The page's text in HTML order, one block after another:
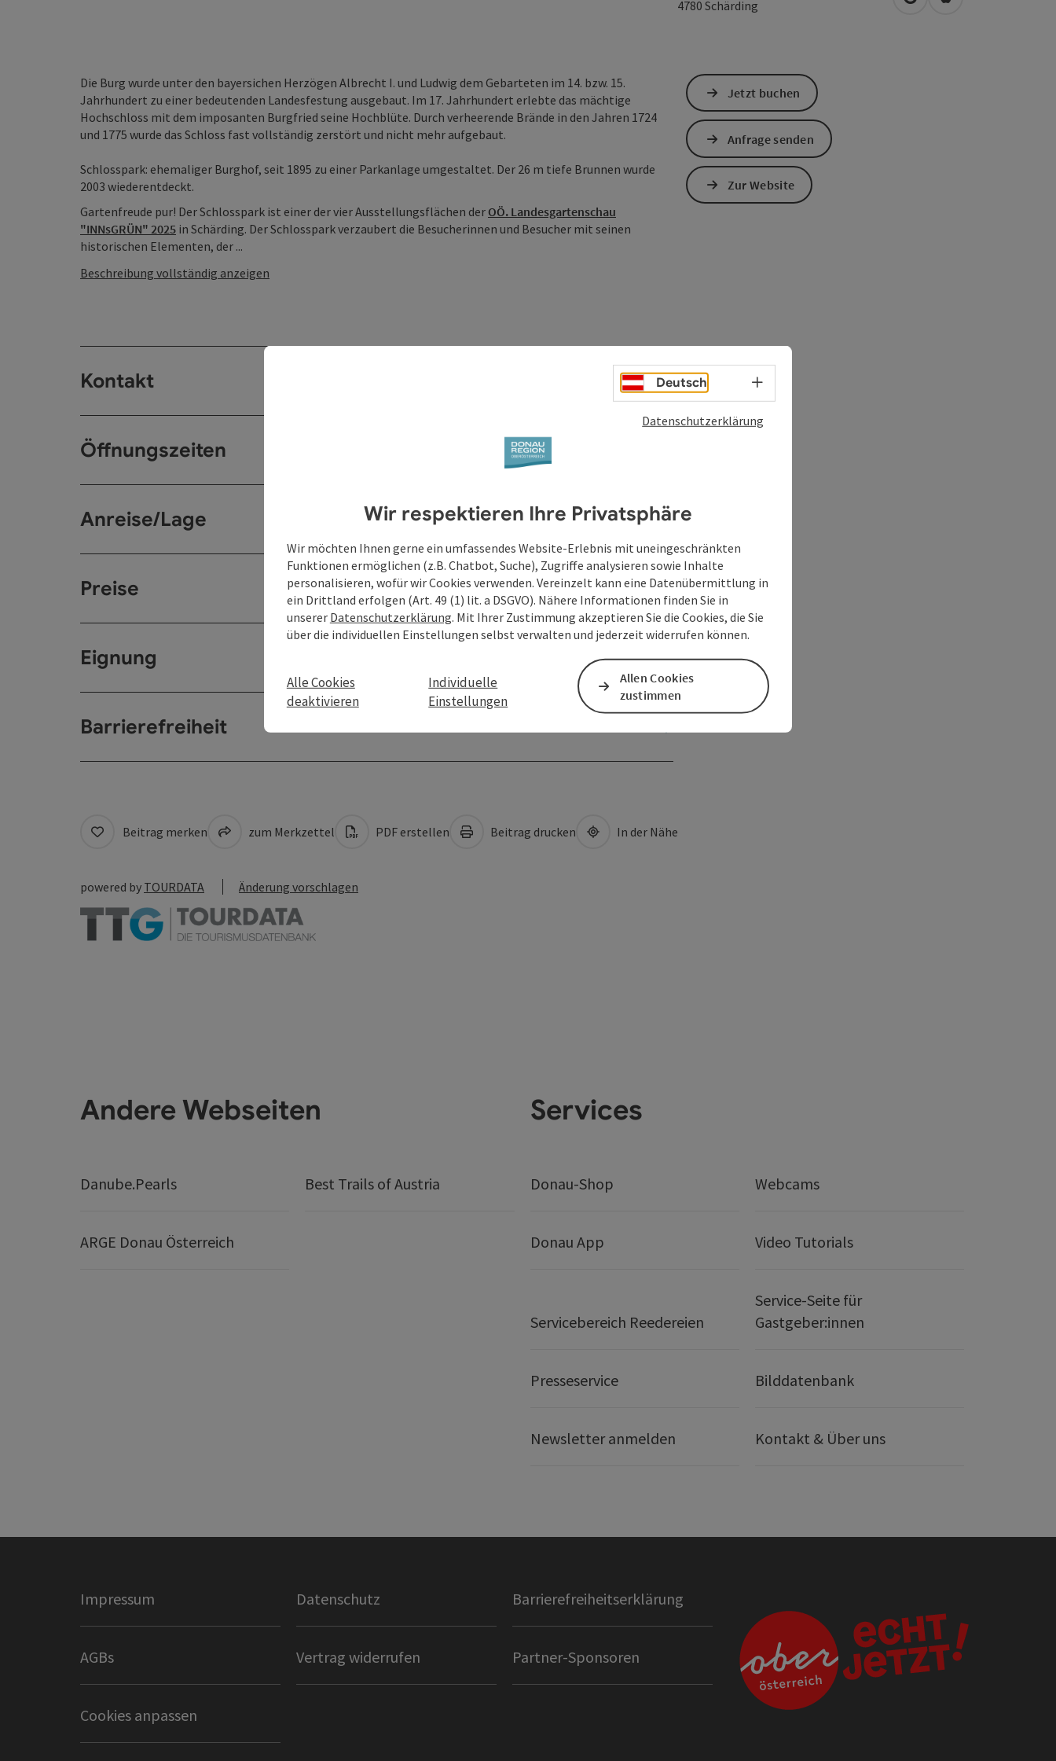
4780 Schärding in Google Maps öffnen
in Apple Maps
Die Burg wurde unter den bayersichen Herzögen Albrecht I. und Ludwig dem Gebarteten im 14. bzw. 15.
Jahrhundert zu einer bedeutenden Landesfestung ausgebaut. Im 17. Jahrhundert erlebte das mächtige
Hochschloss mit dem imposanten Burgfried seine Hochblüte. Durch verheerende Brände in den Jahren 1724
und 1775 wurde das Schloss fast vollständig zerstört und nicht mehr aufgebaut.
Schlosspark: ehemaliger Burghof, seit 1895 zu einer Parkanlage umgestaltet. Der 26 m tiefe Brunnen wurde
2003 wiederentdeckt.
Gartenfreude pur! Der Schlosspark ist einer der vier Ausstellungsflächen der OÖ. Landesgartenschau
"INNsGRÜN" 2025 in Schärding. Der Schlosspark verzaubert die Besucherinnen und Besucher mit seinen
historischen Elementen, der ...
Beschreibung vollständig anzeigen
Kontakt
Öffnungszeiten
Anreise/Lage
Preise
Eignung
Barrierefreiheit
Jetzt buchen
Anfrage senden
Zur Website
Beitrag merken zum Merkzettel PDF erstellen Beitrag drucken In der Nähe
powered by TOURDATA Änderung vorschlagen
Andere Webseiten
Danube.Pearls Best Trails of Austria
ARGE Donau Österreich
Services
Donau-Shop Webcams
Donau App Video Tutorials
Servicebereich Reedereien
Service-Seite für
Gastgeber:innen
Presseservice Bilddatenbank
Newsletter anmelden Kontakt & Über uns
Impressum Datenschutz Barrierefreiheitserklärung
AGBs Vertrag widerrufen Partner-Sponsoren
Cookies anpassen
Deutsch Sprachwahl - Menü öffnen
Datenschutzerklärung
Wir respektieren Ihre Privatsphäre
Wir möchten Ihnen gerne ein umfassendes Website-Erlebnis mit uneingeschränkten
Funktionen ermöglichen (z.B. Chatbot, Suche), Zugriffe analysieren sowie Inhalte
personalisieren, wofür wir Cookies verwenden. Vereinzelt kann eine Datenübermittlung in
ein Drittland erfolgen (Art. 49 (1) lit. a DSGVO). Nähere Informationen finden Sie in
unserer Datenschutzerklärung. Mit Ihrer Zustimmung akzeptieren Sie die Cookies, die Sie
über die individuellen Einstellungen selbst verwalten und jederzeit widerrufen können.
Alle Cookies
deaktivieren
Individuelle
Einstellungen
Allen Cookies
zustimmen